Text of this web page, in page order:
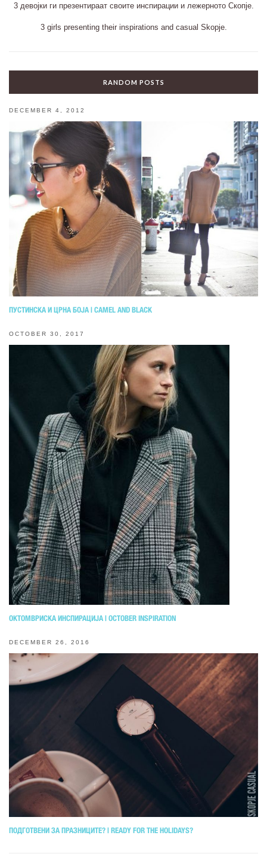
3 девојки ги презентираат своите инспирации и лежерното Скопје.
3 girls presenting their inspirations and casual Skopje.
RANDOM POSTS
DECEMBER 4, 2012
ПУСТИНСКА И ЦРНА БОЈА | CAMEL AND BLACK
OCTOBER 30, 2017
ОКТОМВРИСКА ИНСПИРАЦИЈА | OCTOBER INSPIRATION
DECEMBER 26, 2016
ПОДГОТВЕНИ ЗА ПРАЗНИЦИТЕ? | READY FOR THE HOLIDAYS?